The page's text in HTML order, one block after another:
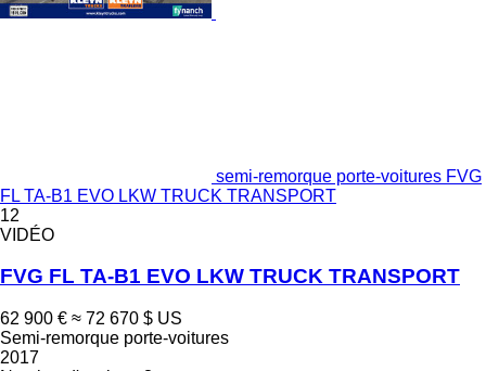
semi-remorque porte-voitures FVG
FL TA-B1 EVO LKW TRUCK TRANSPORT
12
VIDÉO
FVG FL TA-B1 EVO LKW TRUCK TRANSPORT
62 900 € ≈ 72 670 $ US
Semi-remorque porte-voitures
2017